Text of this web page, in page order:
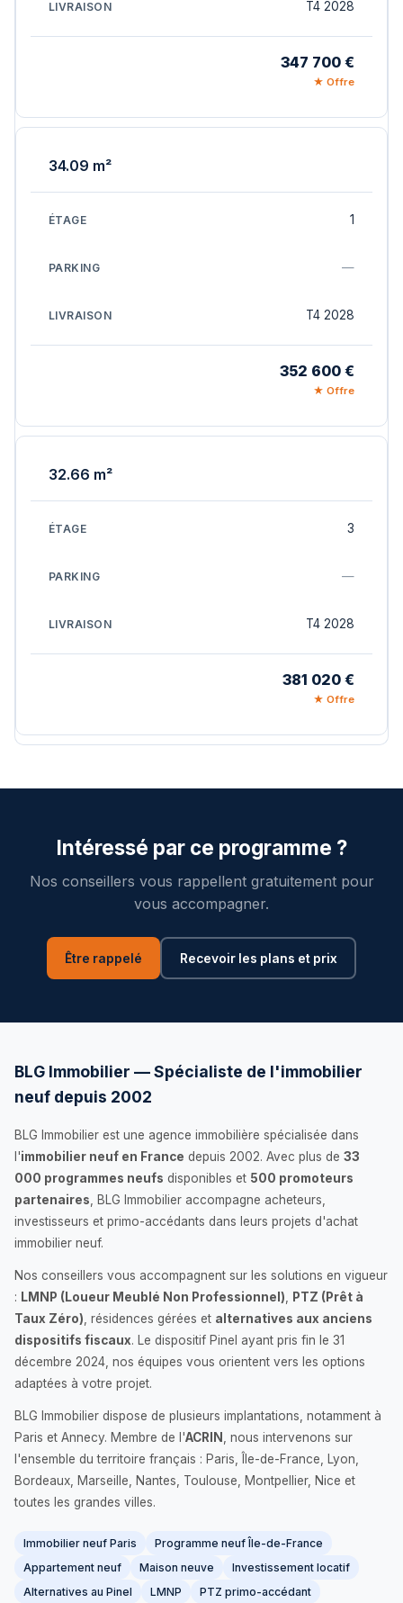
T4 2028
347 700 €
★ Offre
34.09 m²
1
—
T4 2028
352 600 €
★ Offre
32.66 m²
3
—
T4 2028
381 020 €
★ Offre
Intéressé par ce programme ?
Nos conseillers vous rappellent gratuitement pour
vous accompagner.
Être rappelé Recevoir les plans et prix
BLG Immobilier — Spécialiste de l'immobilier
neuf depuis 2002
BLG Immobilier est une agence immobilière spécialisée dans
l'immobilier neuf en France depuis 2002. Avec plus de 33
000 programmes neufs disponibles et 500 promoteurs
partenaires , BLG Immobilier accompagne acheteurs,
investisseurs et primo-accédants dans leurs projets d'achat
immobilier neuf.
Nos conseillers vous accompagnent sur les solutions en vigueur
: LMNP (Loueur Meublé Non Professionnel)
PTZ (Prêt à
Taux Zéro) , résidences gérées et alternatives aux anciens
dispositifs fiscaux. Le dispositif Pinel ayant pris fin le 31
décembre 2024, nos équipes vous orientent vers les options
adaptées à votre projet.
BLG Immobilier dispose de plusieurs implantations, notamment à
Paris et Annecy. Membre de l'ACRIN
, nous intervenons sur
l'ensemble du territoire français : Paris, Île-de-France, Lyon,
Bordeaux, Marseille, Nantes, Toulouse, Montpellier, Nice et
toutes les grandes villes.
Immobilier neuf Paris
Programme neuf Île-de-France
Appartement neuf
Maison neuve
Investissement locatif
Alternatives au Pinel
LMNP
PTZ primo-accédant